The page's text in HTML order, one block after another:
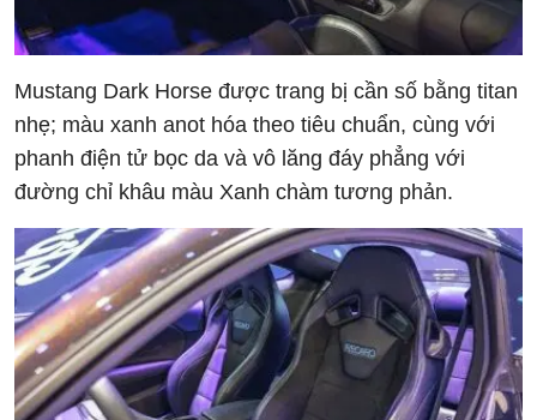
Mustang Dark Horse được trang bị cần số bằng titan
nhẹ; màu xanh anot hóa theo tiêu chuẩn, cùng với
phanh điện tử bọc da và vô lăng đáy phẳng với
đường chỉ khâu màu Xanh chàm tương phản.